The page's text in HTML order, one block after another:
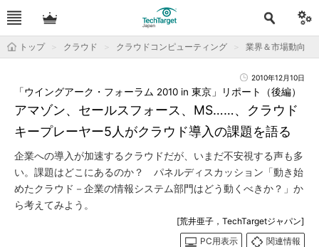
トップ クラウド クラウドコンピューティング 業界＆市場動向
2010年12月10日
アマゾン、セールスフォース、MS……、クラウド
キープレーヤー5人がクラウド導入の課題を語る
「ウイングアーク・フォーラム 2010 in 東京」リポート（後編）
企業への導入が加速するクラウドだが、いまだ不安視する声も多
い。課題はどこにあるのか？ パネルディスカッション「動き始
めたクラウド－企業の情報システム部門はどう動くべきか？」か
ら考えてみよう。
[荒井亜子，TechTargetジャパン]
PC用表示
関連情報